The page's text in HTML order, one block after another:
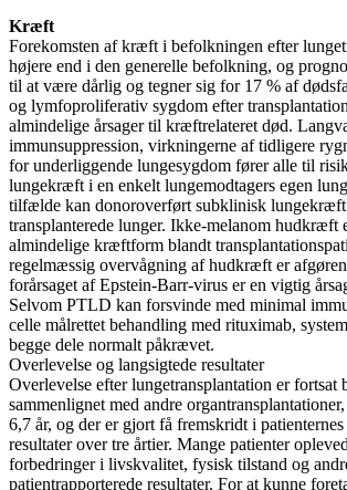
Kræft
Forekomsten af ​​kræft i befolkningen efter
højere end i den generelle befolkning, og
til at være dårlig og tegner sig for 17 % af
og lymfoproliferativ sygdom efter
almindelige årsager til kræftrelateret død.
immunsuppression, virkningerne af tidligere
for underliggende lungesygdom fører alle til
lungekræft i en enkelt lungemodtagers egen
tilfælde kan donoroverført subklinisk lungekræft
transplanterede lunger. Ikke-melanom hudkræft
almindelige kræftform blandt
regelmæssig overvågning af hudkræft er
forårsaget af Epstein-Barr-virus er en vigtig
Selvom PTLD kan forsvinde med minimal
celle målrettet behandling med rituximab,
begge dele normalt påkrævet.
Overlevelse og langsigtede resultater
Overlevelse efter lungetransplantation er fortsat
sammenlignet med andre
6,7 år, og der er gjort få fremskridt i
resultater over tre årtier. Mange patienter
forbedringer i livskvalitet, fysisk tilstand og
patientrapporterede resultater. For at kunne